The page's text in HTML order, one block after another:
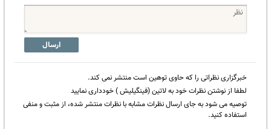
ارسال
خبرگزاری نظراتی را که حاوی توهین است منتشر نمی کند.
لطفا از نوشتن نظرات خود به لاتین (فینگیلیش ) خودداری نمایید
توصیه می شود به جای ارسال نظرات مشابه با نظرات منتشر شده، از مثبت و منفی
استفاده کنید.